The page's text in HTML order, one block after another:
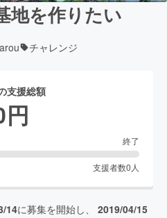
地を作りたい
チャレンジ
支援総額
円
終了
支援者数0 人
14に募集を開始し、 2019/04/15